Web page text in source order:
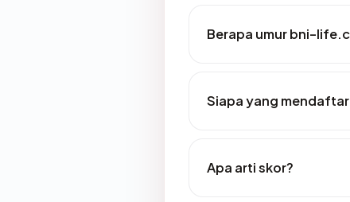
Berapa umur bni-
Siapa yang
Apa arti skor?